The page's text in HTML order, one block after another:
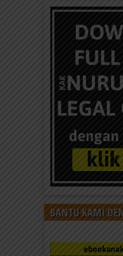
BANTU KAMI